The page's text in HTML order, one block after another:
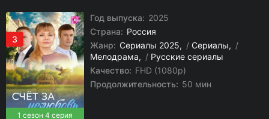
3
1 сезон 4 серия
Год выпуска: 2025
Страна: Россия
Жанр: Сериалы 2025 / Сериалы
/
Мелодрама
/ Русские сериалы
Качество: FHD (1080p)
Продолжительность: 50 мин